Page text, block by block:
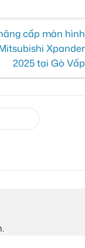
cấp màn hình
Xpander
2025 tại Gò Vấp